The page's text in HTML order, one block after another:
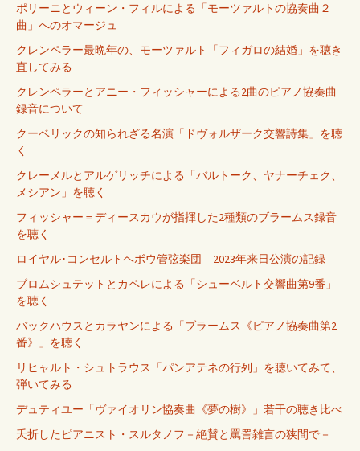
ポリーニとウィーン・フィルによる「モーツァルトの協奏曲２
曲」へのオマージュ
クレンペラー最晩年の、モーツァルト「フィガロの結婚」を聴き
直してみる
クレンペラーとアニー・フィッシャーによる2曲のピアノ協奏曲
録音について
クーベリックの知られざる名演「ドヴォルザーク交響詩集」を聴
く
クレーメルとアルゲリッチによる「バルトーク、ヤナーチェク、
メシアン」を聴く
フィッシャー＝ディースカウが指揮した2種類のブラームス録音
を聴く
ロイヤル･コンセルトヘボウ管弦楽団 2023年来日公演の記録
ブロムシュテットとカペレによる「シューベルト交響曲第9番」
を聴く
バックハウスとカラヤンによる「ブラームス《ピアノ協奏曲第2
番》」を聴く
リヒャルト・シュトラウス「パンアテネの行列」を聴いてみて、
弾いてみる
デュティユー「ヴァイオリン協奏曲《夢の樹》」若干の聴き比べ
夭折したピアニスト・スルタノフ－絶賛と罵詈雑言の狭間で－